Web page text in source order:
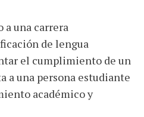
a una carrera
de lengua
el cumplimiento de un
a una persona estudiante
académico y